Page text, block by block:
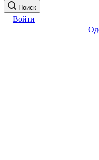
Поиск
Войти